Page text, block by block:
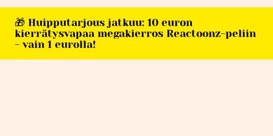
🎁 Huipputarjous jatkuu: 10 euron
kierrätysvapaa megakierros Reactoonz-peliin
- vain 1 eurolla!